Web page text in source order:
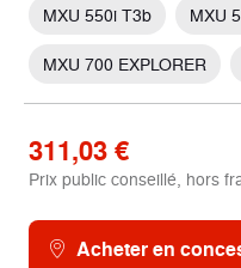
MXU 550i T3b MXU
MXU 700 EXPLORER
311,03 €
Prix public conseillé, hors
Acheter en